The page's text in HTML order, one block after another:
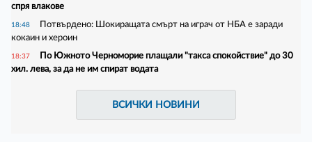
спря влакове
18:48
Потвърдено: Шокиращата смърт на играч от НБА е заради
кокаин и хероин
18:37
По Южното Черноморие плащали "такса спокойствие" до 30
хил. лева, за да не им спират водата
ВСИЧКИ НОВИНИ